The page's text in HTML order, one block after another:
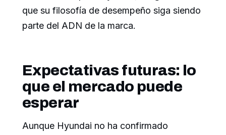
que su filosofía de desempeño siga siendo
parte del ADN de la marca.
Expectativas futuras: lo
que el mercado puede
esperar
Aunque Hyundai no ha confirmado